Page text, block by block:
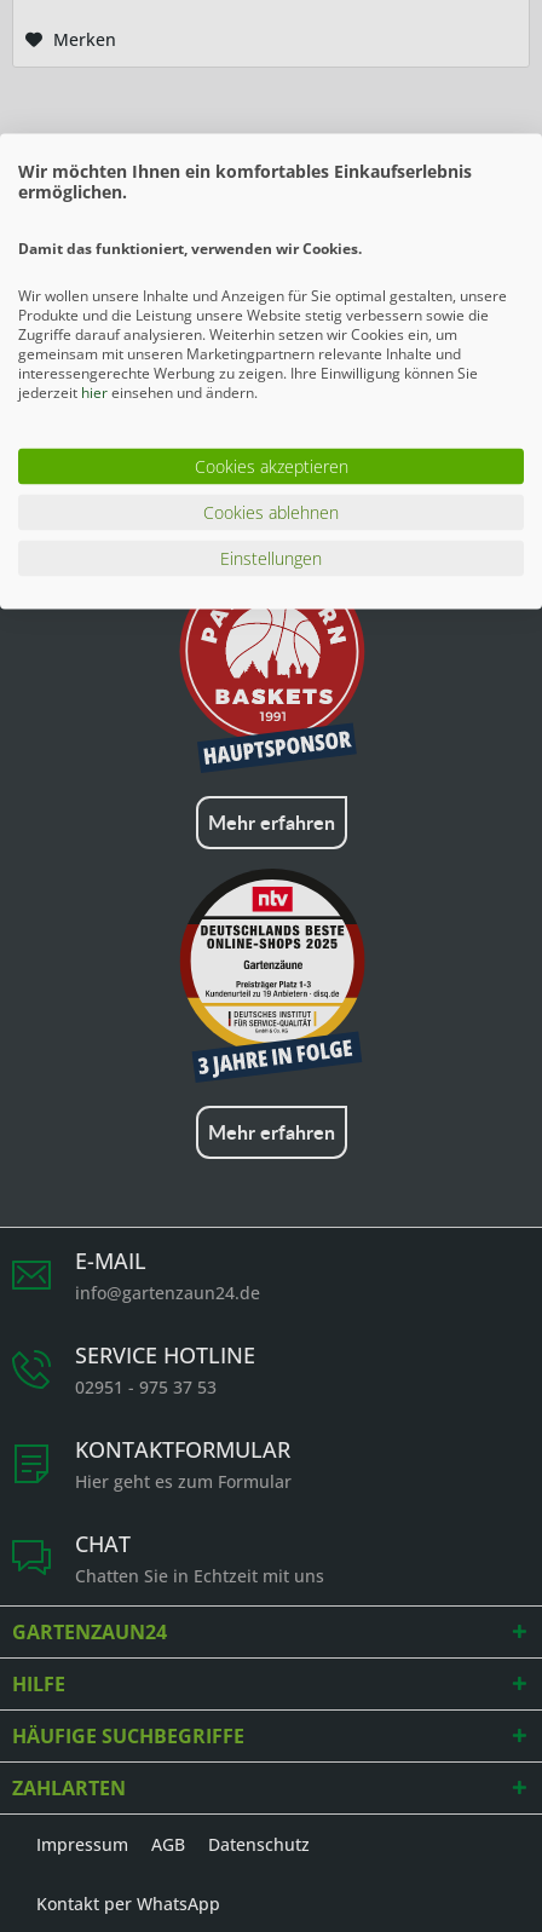
Merken
Mehr erfahren
Mehr erfahren
Mehr erfahren
E-MAIL
info@gartenzaun24.de
SERVICE HOTLINE
02951 - 975 37 53
KONTAKTFORMULAR
Hier geht es zum Formular
CHAT
Chatten Sie in Echtzeit mit uns
GARTENZAUN24
HILFE
HÄUFIGE SUCHBEGRIFFE
ZAHLARTEN
Impressum AGB Datenschutz
Kontakt per WhatsApp
Wir möchten Ihnen ein komfortables Einkaufserlebnis
ermöglichen.
Damit das funktioniert, verwenden wir Cookies.
Wir wollen unsere Inhalte und Anzeigen für Sie optimal gestalten, unsere
Produkte und die Leistung unsere Website stetig verbessern sowie die
Zugriffe darauf analysieren. Weiterhin setzen wir Cookies ein, um
gemeinsam mit unseren Marketingpartnern relevante Inhalte und
interessengerechte Werbung zu zeigen. Ihre Einwilligung können Sie
jederzeit hiereinsehen und ändern.
Cookies akzeptieren
Cookies ablehnen
Einstellungen